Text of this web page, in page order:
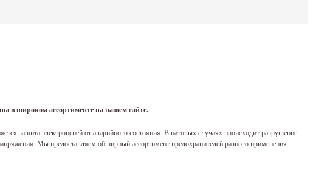
в широком ассортименте на нашем сайте.
защита электроцепей от аварийного состояния. В патовых случаях происходит разрушение
Мы предоставляем обширный ассортимент предохранителей разного применения: